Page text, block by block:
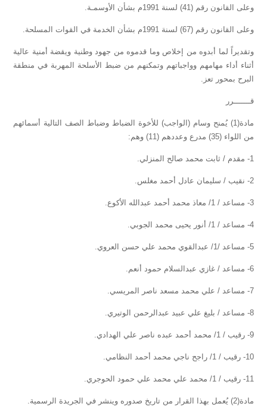
وعلى القانون رقم (41) لسنة 1991م بشأن الأوسمـة.
وعلى القانون رقم (67) لسنة 1991م بشأن الخدمة في القوات المسلحة.
وتقديراً لما أبدوه من إخلاص وما قدموه من جهود وطنية ويقضة أمنية عالية
أثناء أداء مهامهم وواجباتهم وتمكنهم من ضبط الأسلحة المهربة في منطقة
البرح بمحور تعز.
قـــــــرر
مادة(1) يُمنح وسام (الواجب) للأخوة الضباط وضباط الصف التالية أسمائهم
من اللواء (35) مدرع وعددهم (11) وهم:
1- مقدم / ثابت محمد صالح المنزلي.
2- نقيب / سليمان عادل أحمد مغلس.
3- مساعد / 1/ معاذ محمد أحمد عبدالله الأكوع.
4- مساعد / 1/ أنور يحيى محمد الجوبي.
5- مساعد /1/ عبدالقوي محمد علي حسن العروي.
6- مساعد / غازي عبدالسلام حمود أنعم.
7- مساعد / علي محمد مسعد ناصر المريسي.
8- مساعد / بليغ علي عبيد عبدالرحمن الوتيري.
9- رقيب / 1/ محمد أحمد عبده ناصر علي الهدادي.
10- رقيب / 1/ راجح ناجي محمد أحمد النظامي.
11- رقيب / 1/ محمد علي محمد علي حمود الحوجري.
مادة(2) يُعمل بهذا القرار من تاريخ صدوره وينشر في الجريدة الرسمية.